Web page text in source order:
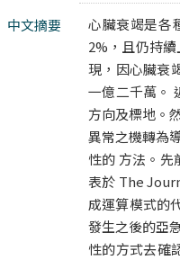
中文摘要
心臟衰竭是各
2%，且仍持
現，因心臟衰
一億二千萬。
方向及標地。
異常之機轉為
性的 方法。先
表於 The
成運算模式的
發生之後的亞
性的方式去確